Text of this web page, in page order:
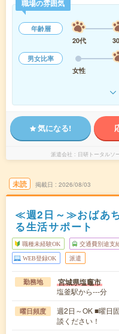
職場の雰囲気
年齢層
20代
男女比率
女性
気になる!
派遣会社 日研トータルソ
未読 掲載日 2026/08/03
≪週2日～≫おばあ
る生活サポート
職種未経験OK 交通費別途支
WEB登録OK 派遣
勤務地 宮城県塩竈市
塩釜駅から---分
曜日頻度
週2日～OK ■曜日
談ください！